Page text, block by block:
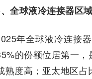
全球液冷连接器区
年全球液冷连接
的份额位居第一，
熟度高；亚太地区